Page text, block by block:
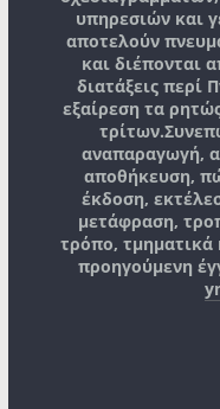
υπηρεσιών και
αποτελούν
και διέπονται
διατάξεις περί
εξαίρεση τα
τρίτων.
αναπαραγωγή,
αποθήκευση,
έκδοση,
μετάφραση,
τρόπο, τμηματικά
προηγούμενη